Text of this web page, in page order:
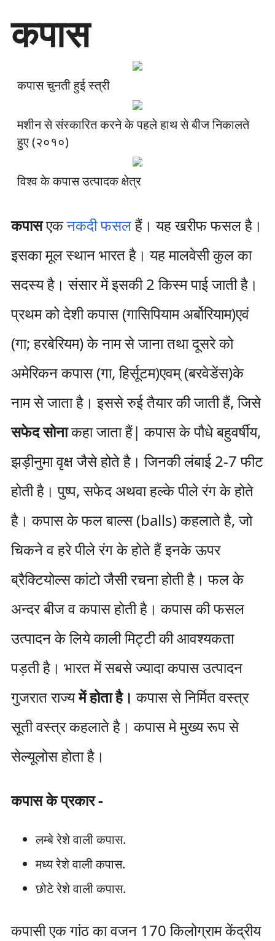
म
ग्री
कपास
कपास चुनती हुई स्त्री
मशीन से संस्कारित करने के पहले हाथ से बीज निकालते
हुए (२०१०)
विश्व के कपास उत्पादक क्षेत्र
कपासएकनकदी फसलहैं। यह खरीफ फसल है।
इसका मूल स्थान भारत है। यह मालवेसी कुल का
सदस्य है। संसार में इसकी 2 किस्म पाई जाती है।
प्रथम को देशी कपास (गासिपियाम अर्बोरियाम)एवं
(गा; हरबेरियम) के नाम से जाना तथा दूसरे को
अमेरिकन कपास (गा, हिर्सूटम)एवम् (बरवेडेंस)के
नाम से जाता है। इससे रुई तैयार की जाती हैं, जिसे
सफेद सोनाकहा जाता हैं| कपास के पौधे बहुवर्षीय,
झड़ीनुमा वृक्ष जैसे होते है। जिनकी लंबाई 2-7 फीट
होती है। पुष्प, सफेद अथवा हल्के पीले रंग के होते
है। कपास के फल बाल्स (balls) कहलाते है, जो
चिकने व हरे पीले रंग के होते हैं इनके ऊपर
ब्रैक्टियोल्स कांटो जैसी रचना होती है। फल के
अन्दर बीज व कपास होती है। कपास की फसल
उत्पादन के लिये काली मिट्टी की आवश्यकता
पड़ती है। भारत में सबसे ज्यादा कपास उत्पादन
गुजरात राज्यमें होता है। कपास से निर्मित वस्त्र
सूती वस्त्र कहलाते है। कपास मे मुख्य रूप से
सेल्यूलोस होता है।
कपास के प्रकार -
लम्बे रेशे वाली कपास.
मध्य रेशे वाली कपास.
छोटे रेशे वाली कपास.
कपासी एक गांठ का वजन 170 किलोग्राम केंद्रीय